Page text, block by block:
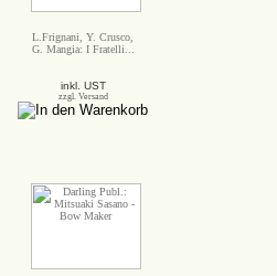
L.Frignani, Y. Crusco,
G. Mangia: I Fratelli...
inkl. UST
zzgl. Versand